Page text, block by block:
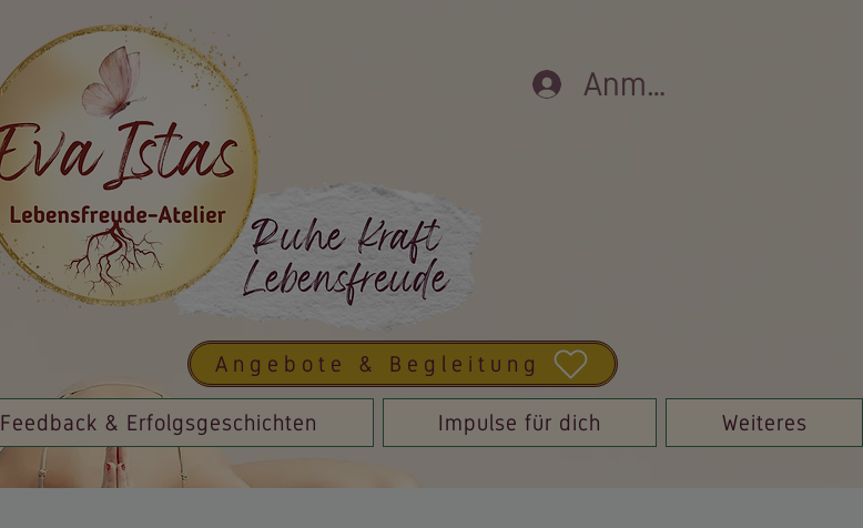
Angebote & Begleitung
Anmelden
Feedback & Erfolgsgeschichten Impulse für dich Weiteres